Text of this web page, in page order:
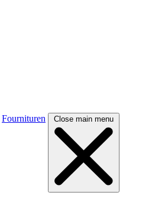
Fournituren Close main menu